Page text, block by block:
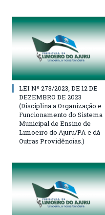
LEI Nº 273/2023, DE 12 DE
DEZEMBRO DE 2023
(Disciplina a Organização e
Funcionamento do Sistema
Municipal de Ensino de
Limoeiro do Ajuru/PA e dá
Outras Providências.)